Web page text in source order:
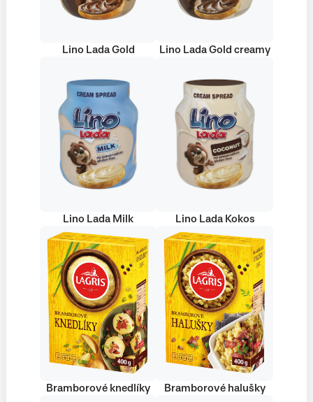
Lino Lada Gold Lino Lada Gold creamy
Lino Lada Milk Lino Lada Kokos
Bramborové knedlíky Bramborové halušky